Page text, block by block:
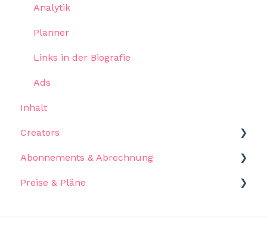
Vorschläge
Casting Call
Inhalt
Führen Sie Ihre Abfrage aus
Verwalten Sie Ihre Benachrichtigung
Anwendungsfälle
Einblicke-Dashboards
Pools
Rechnungen
FAQ
Analytik
Planner
Links in der Biografie
Ads
Inhalt
Creators
Casting Calls
Payments
Abonnements & Abrechnung
Abonnements
Preise & Pläne